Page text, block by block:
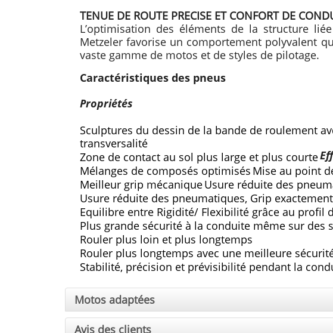
TENUE DE ROUTE PRECISE ET CONFORT DE
L’optimisation des éléments de la structure
Metzeler favorise un comportement polyvalent
vaste gamme de motos et de styles de pilotage.
Caractéristiques des pneus
Propriétés
Sculptures du dessin de la bande de roulement
transversalité
Zone de contact au sol plus large et plus courte
Mélanges de composés optimisés Mise au point
Meilleur grip mécaniqueUsure réduite des
Usure réduite des pneumatiques, Grip
Equilibre entre Rigidité/ Flexibilité grâce au profil
Plus grande sécurité à la conduite même sur des
Rouler plus loin et plus longtemps
Rouler plus longtemps avec une meilleure
Stabilité, précision et prévisibilité pendant la
Motos adaptées
Avis des clients